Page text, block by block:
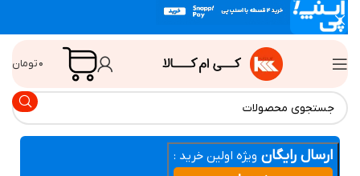
تومان
ارسال رایگان ویژه اولین خرید :